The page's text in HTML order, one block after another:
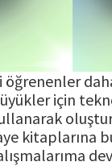
öğrenenler
için
kitaplarına